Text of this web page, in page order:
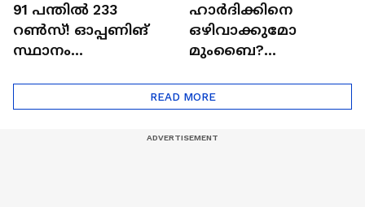
91 പന്തില്‍ 233
റണ്‍സ്! ഓപ്പണിങ്
സ്ഥാനം
അഭിഷേക് ശർമ? |
Abhishek Sharma
ഹാർദിക്കിനെ
ഒഴിവാക്കുമോ
മുംബൈ?
ട്രേഡ് എളുപ്പമല്ല |
Hardik Pandya | CSK |
READ MORE